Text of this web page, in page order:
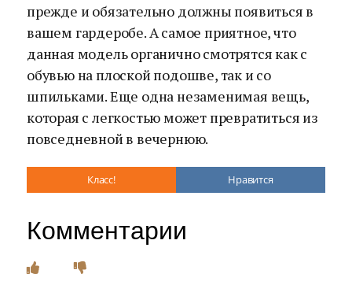
прежде и обязательно должны появиться в
вашем гардеробе. А самое приятное, что
данная модель органично смотрятся как с
обувью на плоской подошве, так и со
шпильками. Еще одна незаменимая вещь,
которая с легкостью может превратиться из
повседневной в вечернюю.
Класс! Нравится
Комментарии